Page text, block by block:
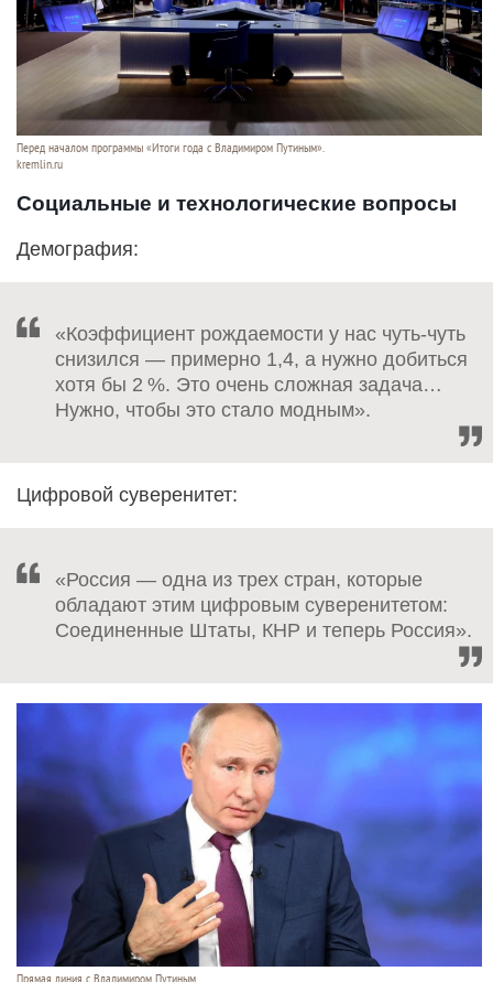
Перед началом программы «Итоги года с Владимиром Путиным».
kremlin.ru
Социальные и технологические вопросы
Демография:
«Коэффициент рождаемости у нас чуть‑чуть
снизился — примерно 1,4, а нужно добиться
хотя бы 2 %. Это очень сложная задача…
Нужно, чтобы это стало модным».
Цифровой суверенитет:
«Россия — одна из трех стран, которые
обладают этим цифровым суверенитетом:
Соединенные Штаты, КНР и теперь Россия».
Прямая линия с Владимиром Путиным.